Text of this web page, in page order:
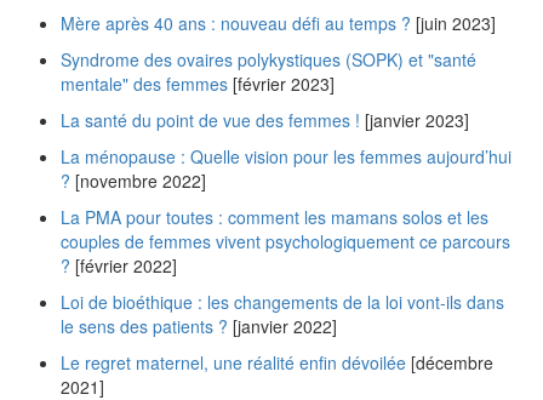
Mère après 40 ans : nouveau défi au temps ? [juin 2023]
Syndrome des ovaires polykystiques (SOPK) et "santé
mentale" des femmes [février 2023]
La santé du point de vue des femmes ! [janvier 2023]
La ménopause : Quelle vision pour les femmes aujourd’hui
? [novembre 2022]
La PMA pour toutes : comment les mamans solos et les
couples de femmes vivent psychologiquement ce parcours
? [février 2022]
Loi de bioéthique : les changements de la loi vont-ils dans
le sens des patients ? [janvier 2022]
Le regret maternel, une réalité enfin dévoilée [décembre
2021]